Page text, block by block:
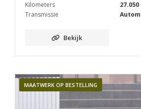
Kilometers
27.050
Transmissie
Bekijk
MAATWERK OP BESTELLING